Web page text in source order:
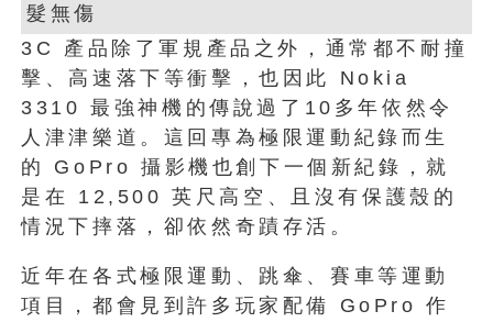
3C 產品除了軍規產品之外，通常都不耐撞
擊、高速落下等衝擊，也因此 Nokia
3310 最強神機的傳說過了10多年依然令
人津津樂道。這回專為極限運動紀錄而生
的 GoPro 攝影機也創下一個新紀錄，就
是在 12,500 英尺高空、且沒有保護殼的
情況下摔落，卻依然奇蹟存活。
近年在各式極限運動、跳傘、賽車等運動
項目，都會見到許多玩家配備 GoPro 作